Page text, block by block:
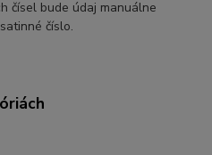
čísel bude údaj manuálne
číslo.